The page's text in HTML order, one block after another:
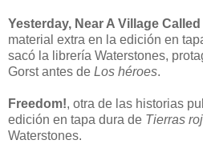
Yesterday, Near A Village
material extra en la edición en
sacó la librería Waterstones,
Gorst antes de Los héroes.
Freedom!, otra de las historias
edición en tapa dura de Tierras
Waterstones.